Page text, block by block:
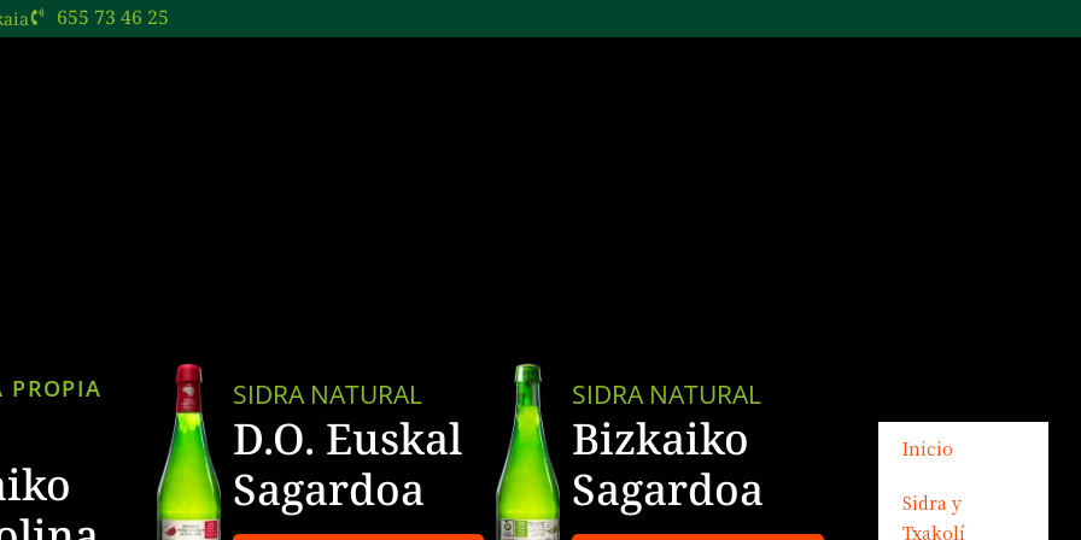
655 73 46 25
PROPIA SIDRA NATURAL
D.O. Euskal
Sagardoa
SIDRA NATURAL
Bizkaiko
Sagardoa
Inicio
Sidra y
Txakolí